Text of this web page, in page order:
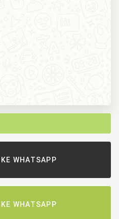
WHATSAPP
WHATSAPP